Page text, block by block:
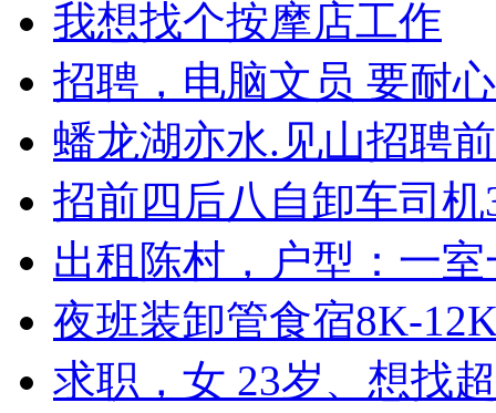
我想找个按摩店工作
招聘，电脑文员 要耐
蟠龙湖亦水.见山招聘
招前四后八自卸车司机
出租陈村，户型：一
夜班装卸管食宿8K-
求职，女 23岁、想找